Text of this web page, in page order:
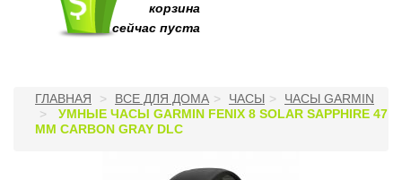
корзина
сейчас пуста
ГЛАВНАЯ ВСЕ ДЛЯ ДОМА ЧАСЫ
ЧАСЫ GARMIN
УМНЫЕ ЧАСЫ GARMIN FENIX 8 SOLAR SAPPHIRE 47
MM CARBON GRAY DLC